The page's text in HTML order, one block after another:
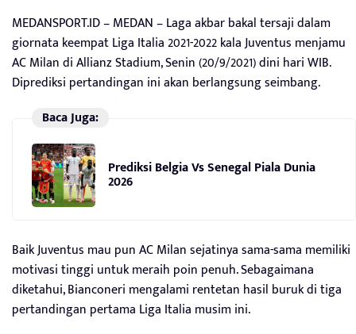
MEDANSPORT.ID – MEDAN – Laga akbar bakal tersaji dalam
giornata keempat Liga Italia 2021-2022 kala Juventus menjamu
AC Milan di Allianz Stadium, Senin (20/9/2021) dini hari WIB.
Diprediksi pertandingan ini akan berlangsung seimbang.
Baca Juga:
Prediksi Belgia Vs Senegal Piala Dunia
2026
Baik Juventus mau pun AC Milan sejatinya sama-sama memiliki
motivasi tinggi untuk meraih poin penuh. Sebagaimana
diketahui, Bianconeri mengalami rentetan hasil buruk di tiga
pertandingan pertama Liga Italia musim ini.